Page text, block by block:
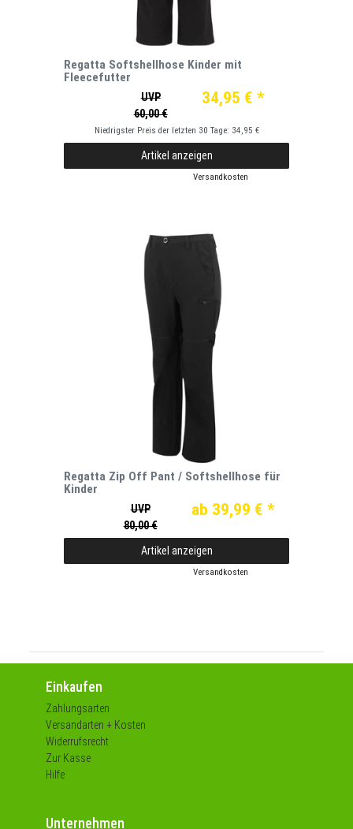
Regatta Softshellhose Kinder mit
Fleecefutter
UVP
60,00 €
34,95 € *
Niedrigster Preis der letzten 30 Tage: 34,95 €
Artikel anzeigen
Versandkosten
Regatta Zip Off Pant / Softshellhose für
Kinder
UVP
80,00 €
ab 39,99 € *
Artikel anzeigen
Versandkosten
Einkaufen
Zahlungsarten
Versandarten + Kosten
Widerrufsrecht
Zur Kasse
Hilfe
Unternehmen